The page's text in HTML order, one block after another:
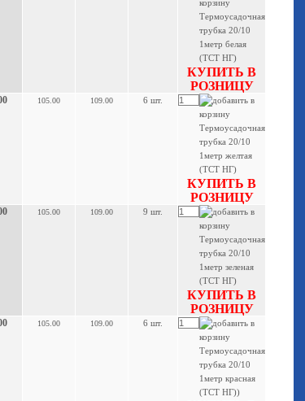
КУПИТЬ В
РОЗНИЦУ
105.00 109.00 6 шт.
КУПИТЬ В
РОЗНИЦУ
105.00 109.00 9 шт.
КУПИТЬ В
РОЗНИЦУ
105.00 109.00 6 шт.